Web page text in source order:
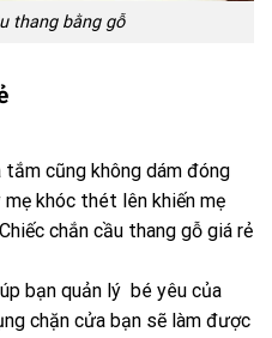
thang bằng gỗ
tắm cũng không dám đóng
khóc thét lên khiến mẹ
chắn cầu thang gỗ giá rẻ
bạn quản lý bé yêu của
chặn cửa bạn sẽ làm được